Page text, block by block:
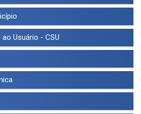
Usuário - CSU